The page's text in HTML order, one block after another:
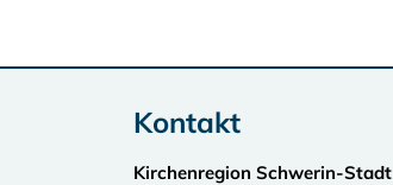
Kontakt
Kirchenregion Schwerin-Stadt